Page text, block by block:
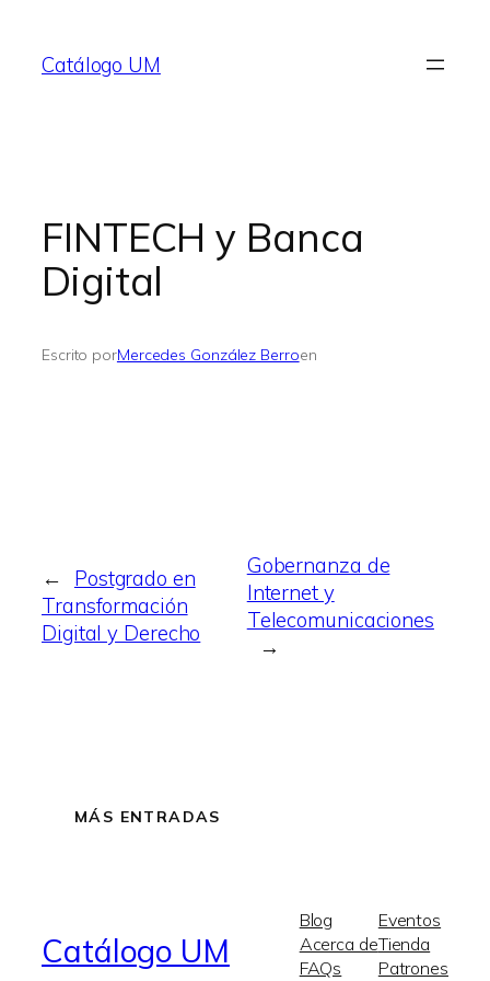
contenido
Catálogo UM
FINTECH y Banca
Digital
Escrito porMercedes González Berroen
←
Postgrado en
Transformación
Digital y Derecho
Gobernanza de
Internet y
Telecomunicaciones
→
MÁS ENTRADAS
Catálogo UM
Blog
Acerca de
FAQs
Eventos
Tienda
Patrones